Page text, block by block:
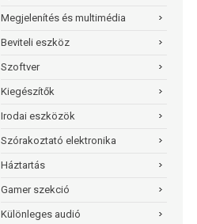
Megjelenítés és multimédia
Beviteli eszköz
Szoftver
Kiegészítők
Irodai eszközök
Szórakoztató elektronika
Háztartás
Gamer szekció
Különleges audió